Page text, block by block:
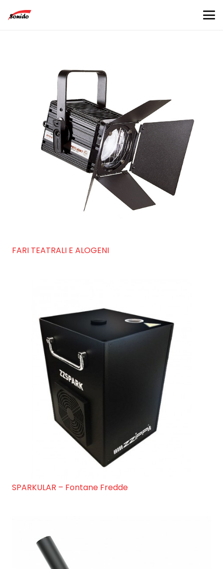
FARI TEATRALI E ALOGENI
SPARKULAR – Fontane Fredde